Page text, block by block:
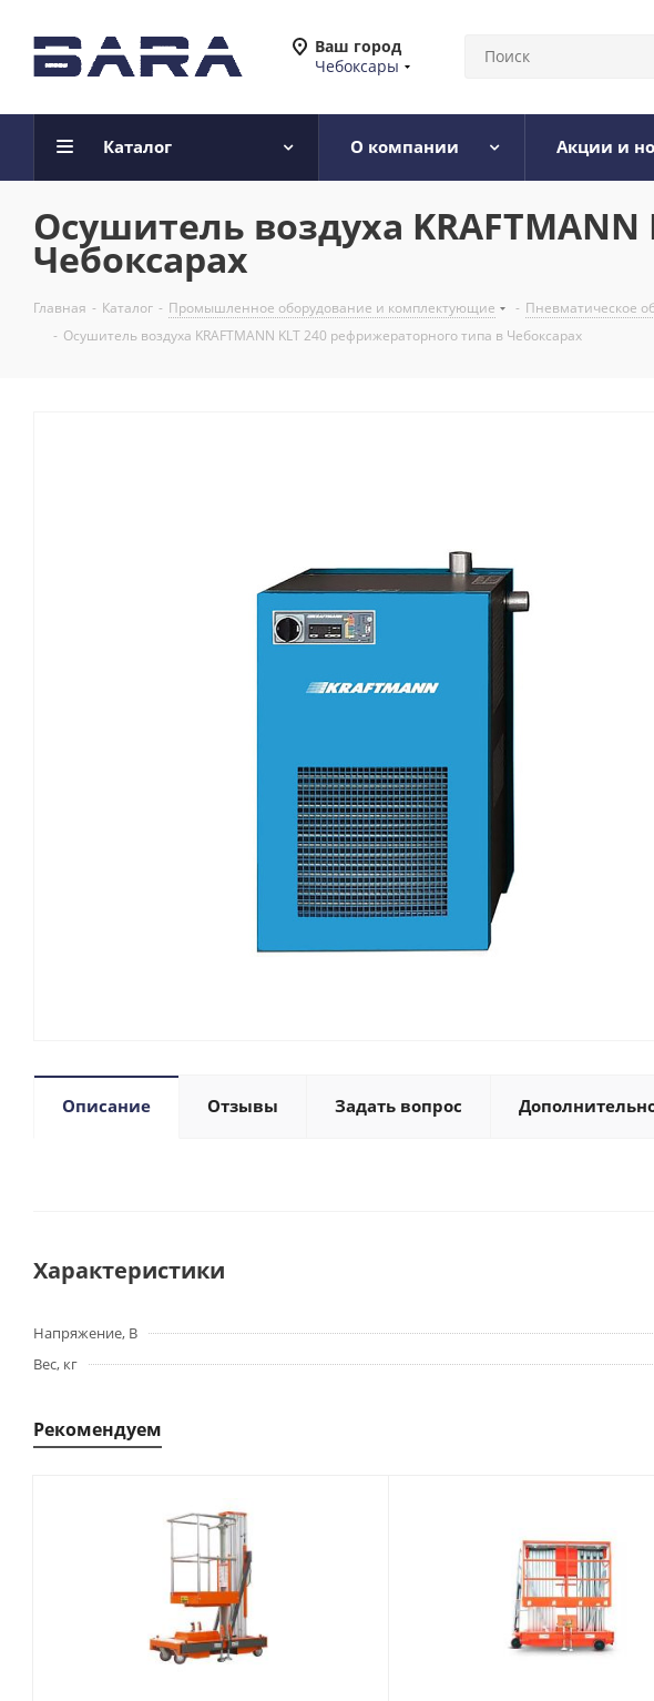
Ваш город
Чебоксары
Каталог О компании Акции и
Осушитель воздуха
Чебоксарах
Главная - Каталог - Промышленное оборудование и комплектующие - Пневматическое
- Осушитель воздуха KRAFTMANN KLT 240 рефрижераторного типа в Чебоксарах
Описание Отзывы Задать вопрос
Характеристики
Напряжение, В
Вес, кг
Рекомендуем